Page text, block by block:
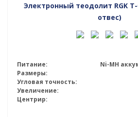
Электронный теодолит RGK
отвес)
Питание:
Ni-MH
Размеры:
Угловая точность:
Увеличение:
Центрир: